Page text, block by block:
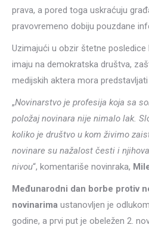
prava, a pored toga uskraćuju
pravovremeno dobiju pouzdane
Uzimajući u obzir štetne posledice
imaju na demokratska društva,
medijskih aktera mora
„Novinarstvo je profesija koja sa
položaj novinara nije nimalo lak.
koliko je društvo u kom živimo
novinare su nažalost česti i
nivou“, komentariše novinraka,
Međunarodni dan borbe protiv
novinarima ustanovljen je
godine, a prvi put je obeležen 2.